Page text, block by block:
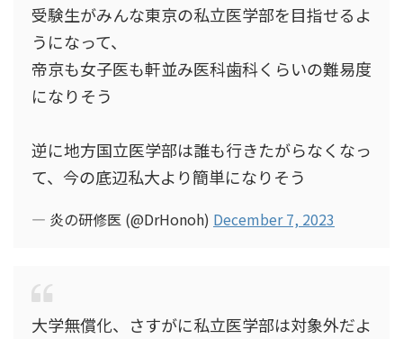
受験生がみんな東京の私立医学部を目指せるよ
うになって、
帝京も女子医も軒並み医科歯科くらいの難易度
になりそう
逆に地方国立医学部は誰も行きたがらなくなっ
て、今の底辺私大より簡単になりそう
— 炎の研修医 (@DrHonoh) December 7, 2023
大学無償化、さすがに私立医学部は対象外だよ